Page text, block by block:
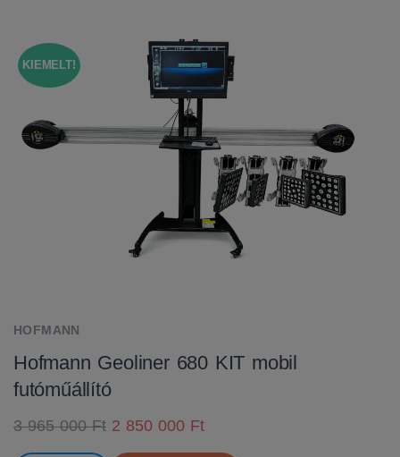
KIEMELT!
HOFMANN
Hofmann Geoliner 680 KIT mobil
futóműállító
3 965 000 Ft 2 850 000 Ft